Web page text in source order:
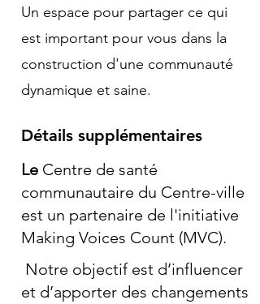
Un espace pour partager ce qui
est important pour vous dans la
construction d'une communauté
dynamique et saine.
Détails supplémentaires
Le Centre de santé
communautaire du Centre-ville
est un partenaire de l'initiative
Making Voices Count (MVC).
Notre objectif est d’influencer
et d’apporter des changements